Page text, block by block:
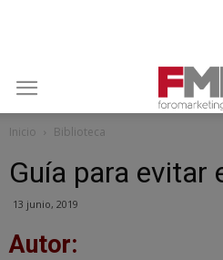
Inicio Biblioteca
Guía para evitar
13 junio, 2019
Autor: